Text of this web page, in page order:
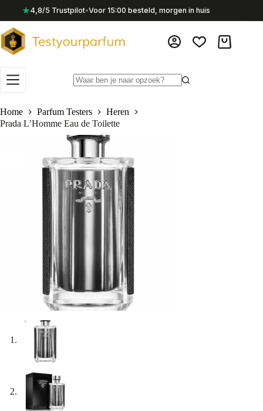
inhoud
★4,8/5 Trustpilot•Voor 15:00 besteld, morgen in huis
Home
Parfum Testers
Heren
Prada L’Homme Eau de Toilette